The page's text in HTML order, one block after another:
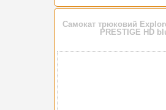
Самокат трюковий
PRESTIGE HD